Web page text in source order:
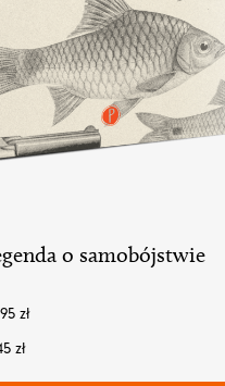
o samobójstwie
zł
zł